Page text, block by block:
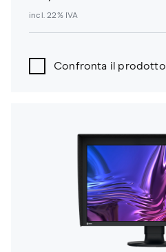
incl. 22% IVA
Confronta il prodotto